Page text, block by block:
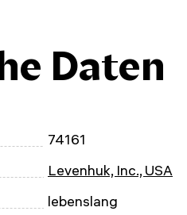
Daten
74161
Levenhuk, Inc., USA
lebenslang